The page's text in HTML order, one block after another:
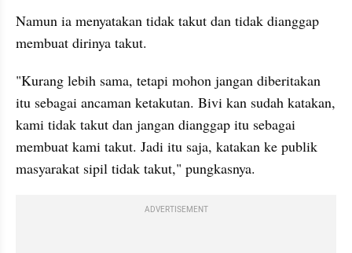
Namun ia menyatakan tidak takut dan tidak dianggap
membuat dirinya takut.
"Kurang lebih sama, tetapi mohon jangan diberitakan
itu sebagai ancaman ketakutan. Bivi kan sudah katakan,
kami tidak takut dan jangan dianggap itu sebagai
membuat kami takut. Jadi itu saja, katakan ke publik
masyarakat sipil tidak takut," pungkasnya.
ADVERTISEMENT